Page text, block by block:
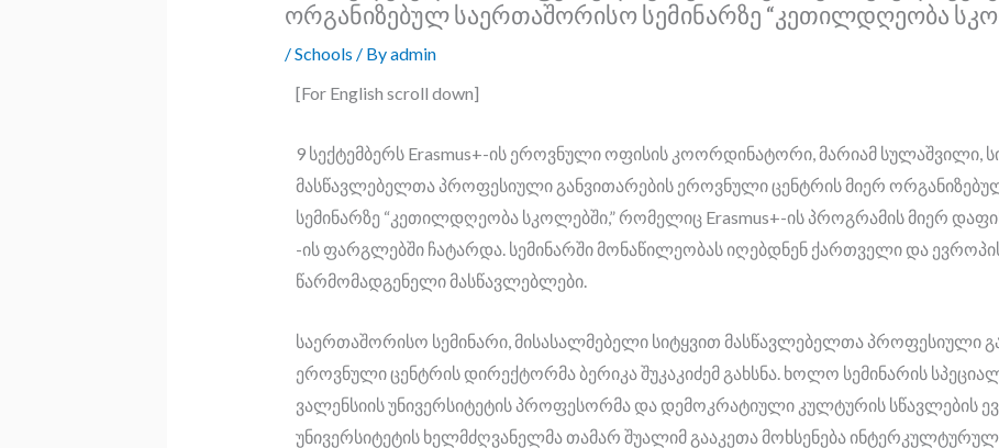
ორგანიზებულ საერთაშორისო სემინარზე “კეთილდღეობა
/Schools / Byadmin
[For English scroll down]
9 სექტემბერს Erasmus+-ის ეროვნული ოფისის კოორდინატორი, მარიამ სულაშვილი,
მასწავლებელთა პროფესიული განვითარების ეროვნული ცენტრის მიერ
სემინარზე “კეთილდღეობა სკოლებში,” რომელიც Erasmus+-ის პროგრამის მიერ
-ის ფარგლებში ჩატარდა. სემინარში მონაწილეობას იღებდნენ ქართველი და ევროპის
წარმომადგენელი მასწავლებლები.
საერთაშორისო სემინარი, მისასალმებელი სიტყვით მასწავლებელთა პროფესიული
ეროვნული ცენტრის დირექტორმა ბერიკა შუკაკიძემ გახსნა. ხოლო სემინარის
ვალენსიის უნივერსიტეტის პროფესორმა და დემოკრატიული კულტურის სწავლების
უნივერსიტეტის ხელმძღვანელმა თამარ შუალიმ გააკეთა მოხსენება